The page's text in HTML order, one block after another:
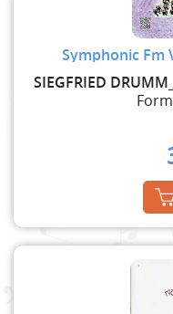
Symphonic Fm
SIEGFRIED